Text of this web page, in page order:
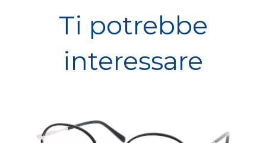
Ti potrebbe
interessare